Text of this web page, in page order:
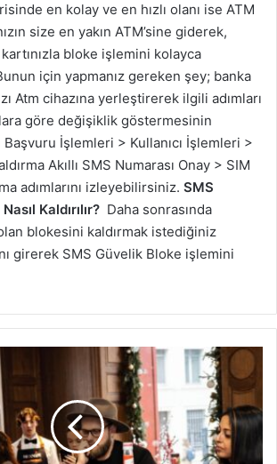
en kolay ve en hızlı olanı ise ATM
size en yakın ATM’sine giderek,
bloke işlemini kolayca
için yapmanız gereken şey; banka
Atm cihazına yerleştirerek ilgili adımları
göre değişiklik göstermesinin
Başvuru İşlemleri > Kullanıcı İşlemleri >
Akıllı SMS Numarası Onay > SIM
adımlarını izleyebilirsiniz. SMS
Kaldırılır? Daha sonrasında
blokesini kaldırmak istediğiniz
girerek SMS Güvelik Bloke işlemini